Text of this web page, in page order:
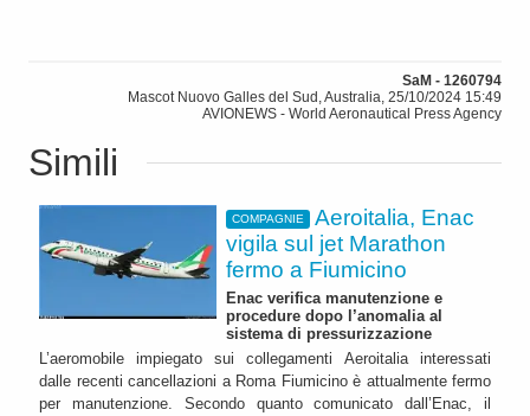
SaM - 1260794
Mascot Nuovo Galles del Sud, Australia, 25/10/2024 15:49
AVIONEWS - World Aeronautical Press Agency
Simili
COMPAGNIE
Aeroitalia, Enac
vigila sul jet Marathon
fermo a Fiumicino
Enac verifica manutenzione e
procedure dopo l’anomalia al
sistema di pressurizzazione
L’aeromobile impiegato sui collegamenti Aeroitalia interessati
dalle recenti cancellazioni a Roma Fiumicino è attualmente fermo
per manutenzione. Secondo quanto comunicato dall’Enac, il